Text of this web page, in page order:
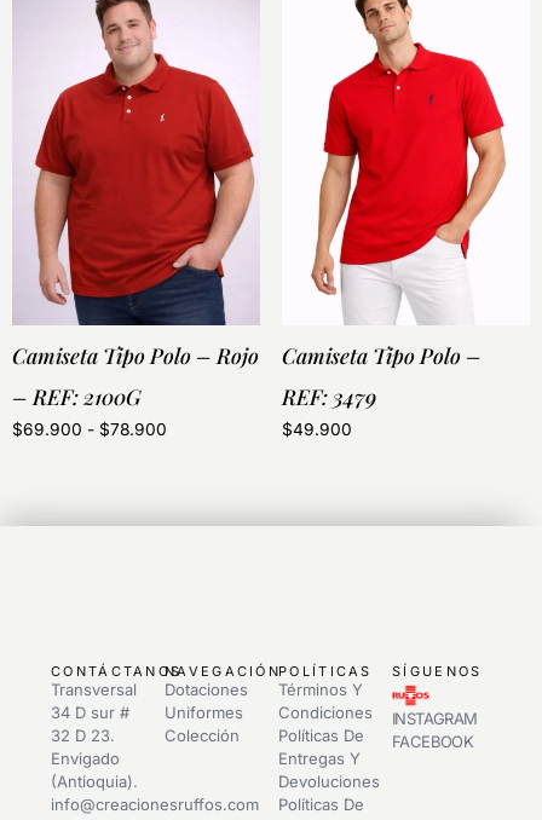
Camiseta Tipo Polo – Rojo
– REF: 2100G
$69.900 - $78.900
Camiseta Tipo Polo –
REF: 3479
$49.900
CONTÁCTANOS
Transversal
34 D sur #
32 D 23.
Envigado
(Antioquia).
info@creacionesruffos.com
NAVEGACIÓN
Dotaciones
Uniformes
Colección
POLÍTICAS
Términos Y
Condiciones
Políticas De
Entregas Y
Devoluciones
Políticas De
SÍGUENOS
INSTAGRAM
FACEBOOK